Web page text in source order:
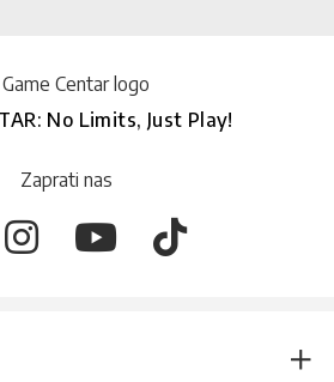
No Limits, Just Play!
Zaprati nas